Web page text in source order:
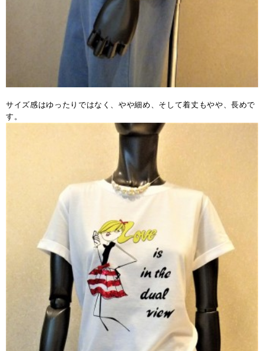
サイズ感はゆったりではなく、やや細め、そして着丈もやや、長めで
す。